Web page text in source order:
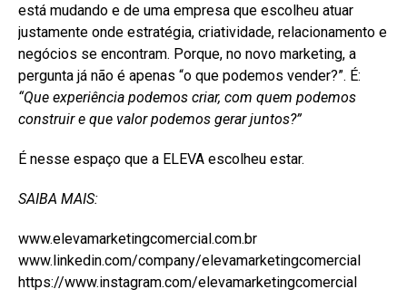
está mudando e de uma empresa que escolheu atuar
justamente onde estratégia, criatividade, relacionamento e
negócios se encontram. Porque, no novo marketing, a
pergunta já não é apenas “o que podemos vender?”. É:
“Que experiência podemos criar, com quem podemos
construir e que valor podemos gerar juntos?”
É nesse espaço que a ELEVA escolheu estar.
SAIBA MAIS:
www.elevamarketingcomercial.com.br
www.linkedin.com/company/elevamarketingcomercial
https://www.instagram.com/elevamarketingcomercial